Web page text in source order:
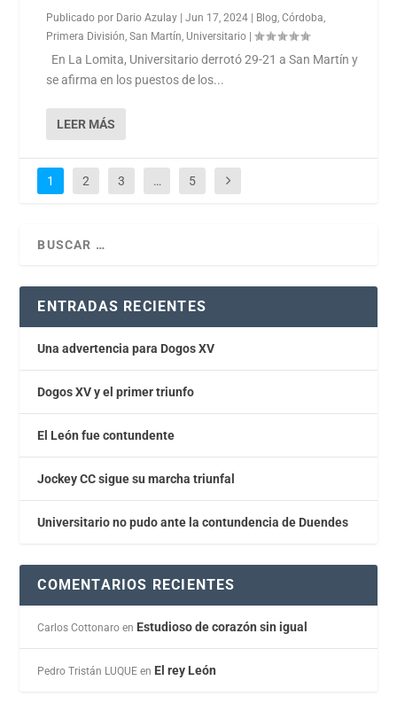
Publicado por Dario Azulay |Jun 17, 2024 Blog,Córdoba,
Primera División,San Martín, Universitario |
En La Lomita, Universitario derrotó 29-21 a San Martín y
se afirma en los puestos de los...
LEER MÁS
1 2 3 … 5
ENTRADAS RECIENTES
Una advertencia para Dogos XV
Dogos XV y el primer triunfo
El León fue contundente
Jockey CC sigue su marcha triunfal
Universitario no pudo ante la contundencia de Duendes
COMENTARIOS RECIENTES
Carlos Cottonaro en Estudioso de corazón sin igual
Pedro Tristán LUQUE en El rey León